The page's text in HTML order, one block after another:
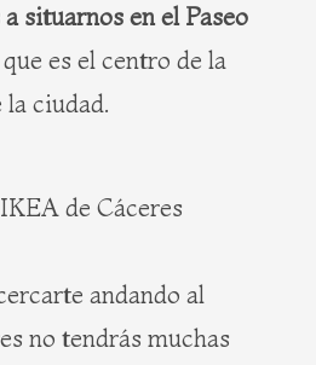
situarnos en el Paseo
que es el centro de la
la ciudad.
de Cáceres
andando al
no tendrás muchas